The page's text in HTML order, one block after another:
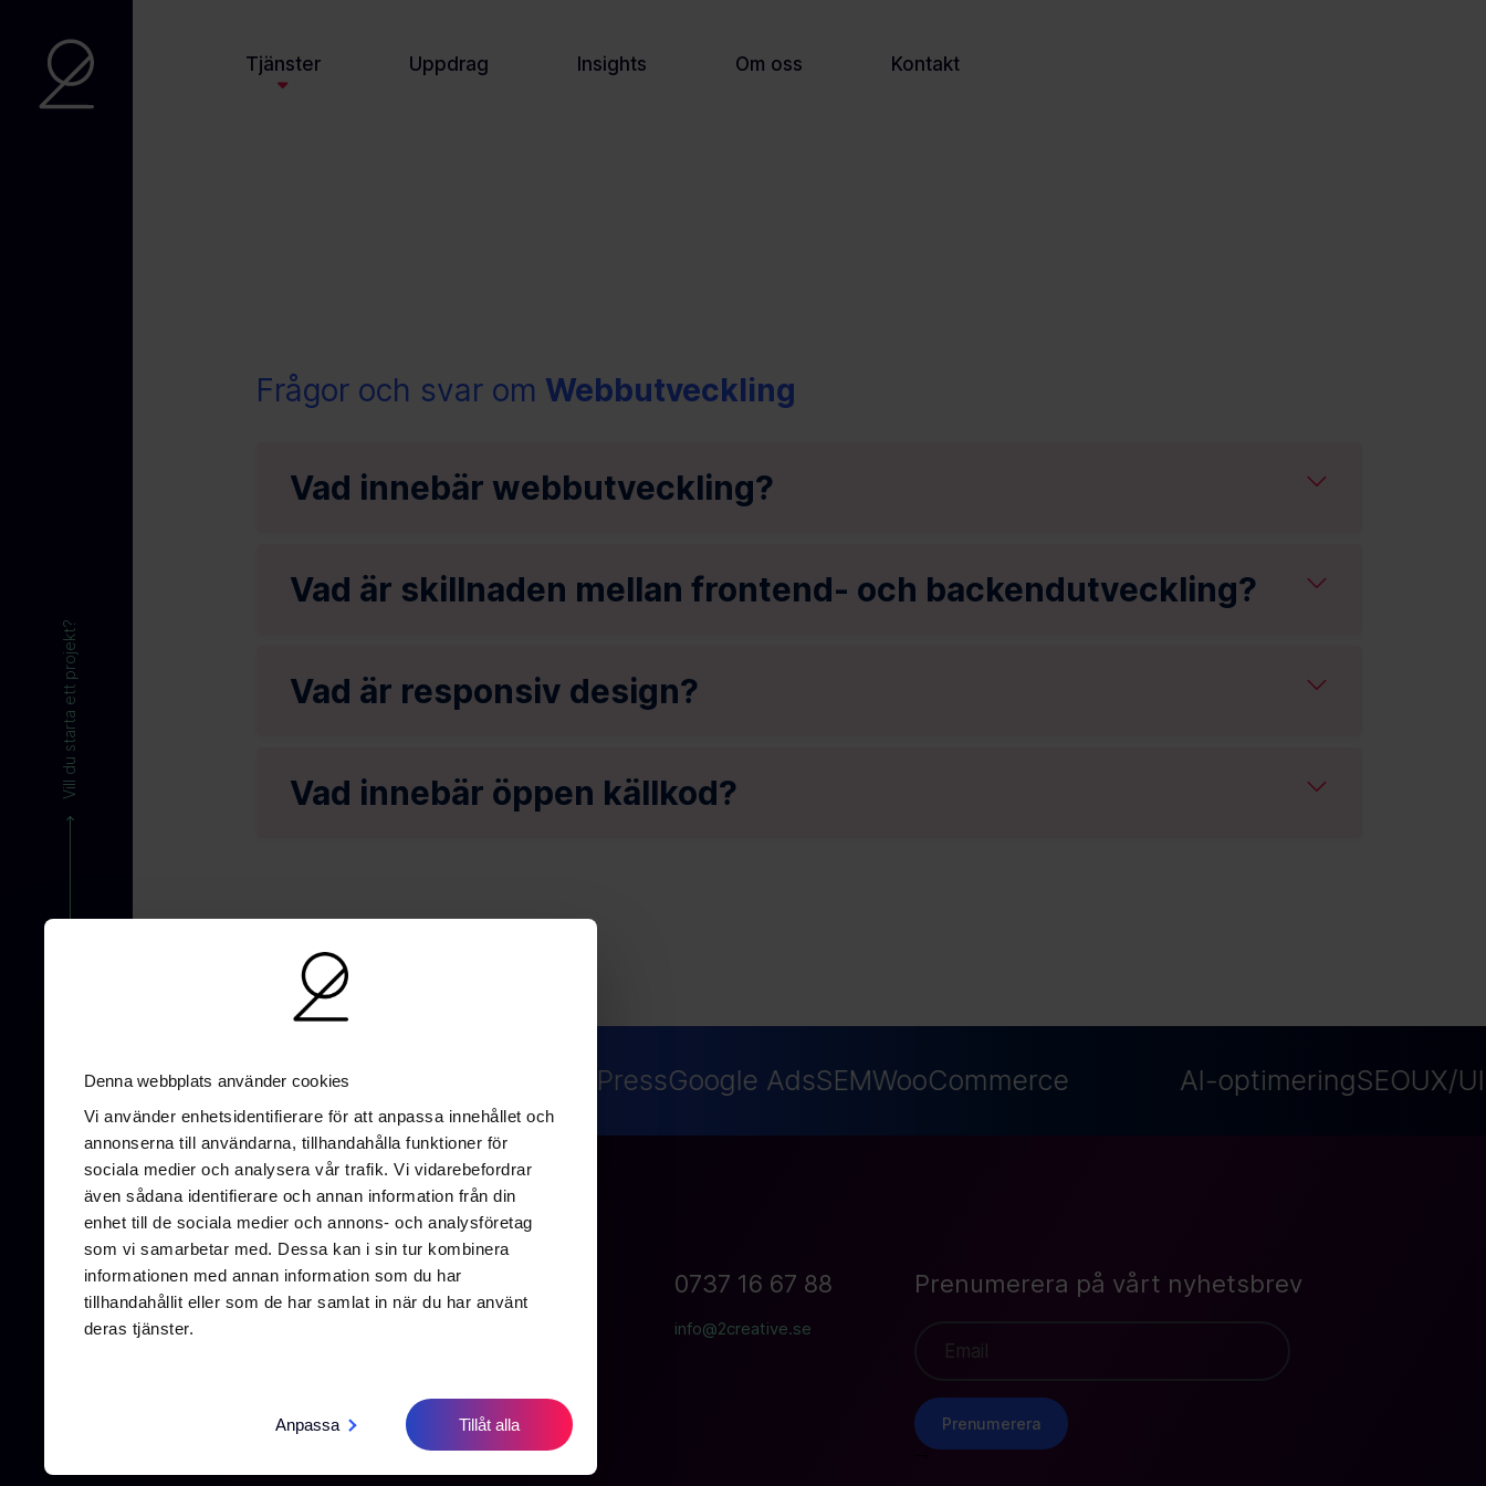
Denna webbplats använder cookies
Vi använder enhetsidentifierare för att anpassa innehållet och
annonserna till användarna, tillhandahålla funktioner för
sociala medier och analysera vår trafik. Vi vidarebefordrar
även sådana identifierare och annan information från din
enhet till de sociala medier och annons- och analysföretag
som vi samarbetar med. Dessa kan i sin tur kombinera
informationen med annan information som du har
tillhandahållit eller som de har samlat in när du har använt
deras tjänster.
Anpassa Tillåt alla
Vill du starta ett projekt?
Tjänster Uppdrag Insights Om oss Kontakt
Frågor och svar om Webbutveckling
Vad innebär webbutveckling?
Vad är skillnaden mellan frontend- och backendutveckling?
Vad är responsiv design?
Vad innebär öppen källkod?
AI-optimeringSEOUX/UI-Design WordPressGoogle AdsSEMWooCommerce AI-optimeringSEOUX/
Vallgatan 19B
0737 16 67 88
info@2creative.se
Prenumerera på vårt nyhetsbrev
Prenumerera